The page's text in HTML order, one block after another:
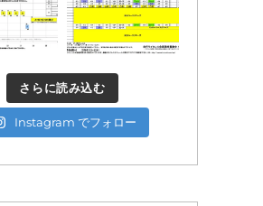
さらに読み込む
Instagram でフォロー